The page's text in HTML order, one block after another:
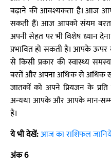
बढ़ाने की आवश्यकता है। आज
सकती हैं। आज आपको संयम
अपनी सेहत पर भी विशेष ध्यान
प्रभावित हो सकती है। आपके ऊपर
से किसी प्रकार की स्वास्थ्य
बरतें और अपना अधिक से अधिक
जातकों को अपने प्रियजन के
अन्यथा आपके और आपके मान-
है।
ये भी देखें:आज का राशिफल
अंक 6